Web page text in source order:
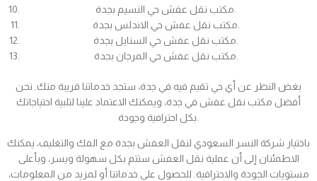
بغض النظر عن أي حي تقيم فيه في جدة، ستجد خدماتنا قريبة منك. نحن
أفضل مكتب نقل عفش في جدة، ويمكنك الاعتماد علينا لتلبية احتياجاتك
باختيار شركة النسر السعودي لنقل العفش بجدة مع الفك والتغليف، يمكنك
الاطمئنان إلى أن عملية نقل العفش ستتم بكل سهولة ويسر، وبأعلى
مستويات الجودة والاحترافية. للحصول على خدماتنا أو لمزيد من المعلومات،